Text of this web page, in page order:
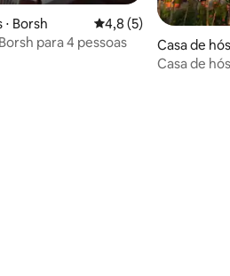
Borsh 4,8 de uma avaliação
4,8 (5)
para 4 pessoas
Casa de
Casa de